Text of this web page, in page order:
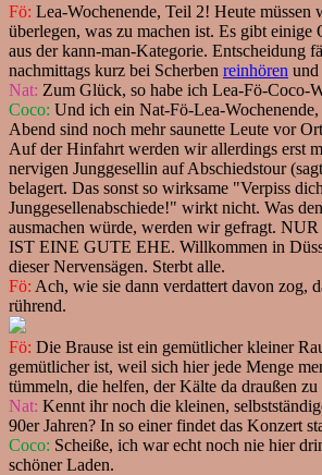
Fö: Lea-Wochenende, Teil 2! Heute müssen
überlegen, was zu machen ist. Es gibt einige
aus der kann-man-Kategorie. Entscheidung
nachmittags kurz bei Scherben reinhören und
Nat: Zum Glück, so habe ich Lea-Fö-Coco-
Coco: Und ich ein Nat-Fö-Lea-
Abend sind noch mehr saunette Leute vor
Auf der Hinfahrt werden wir allerdings erst
nervigen Junggesellin auf Abschiedstour
belagert. Das sonst so wirksame "Verpiss
Junggesellenabschiede!" wirkt nicht. Was
ausmachen würde, werden wir gefragt.
IST EINE GUTE EHE. Willkommen in
dieser Nervensägen. Sterbt alle.
Fö: Ach, wie sie dann verdattert davon zog,
rührend.
Fö: Die Brause ist ein gemütlicher kleiner
gemütlicher ist, weil sich hier jede Menge
tümmeln, die helfen, der Kälte da draußen zu
Nat: Kennt ihr noch die kleinen,
90er Jahren? In so einer findet das Konzert
Coco: Scheiße, ich war echt noch nie hier
schöner Laden.